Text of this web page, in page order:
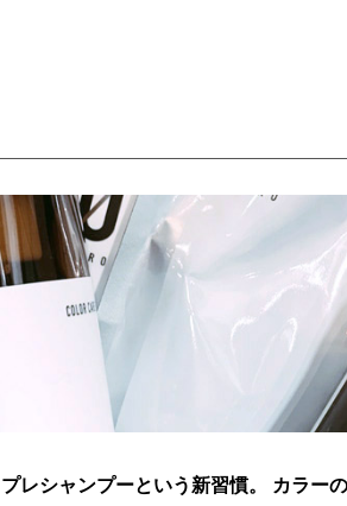
レシャンプーという新習慣。 カラー